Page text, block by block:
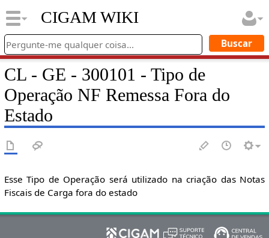
CIGAM WIKI
CL - GE - 300101 - Tipo de
Operação NF Remessa Fora do
Estado
Esse Tipo de Operação será utilizado na criação das Notas
Fiscais de Carga fora do estado